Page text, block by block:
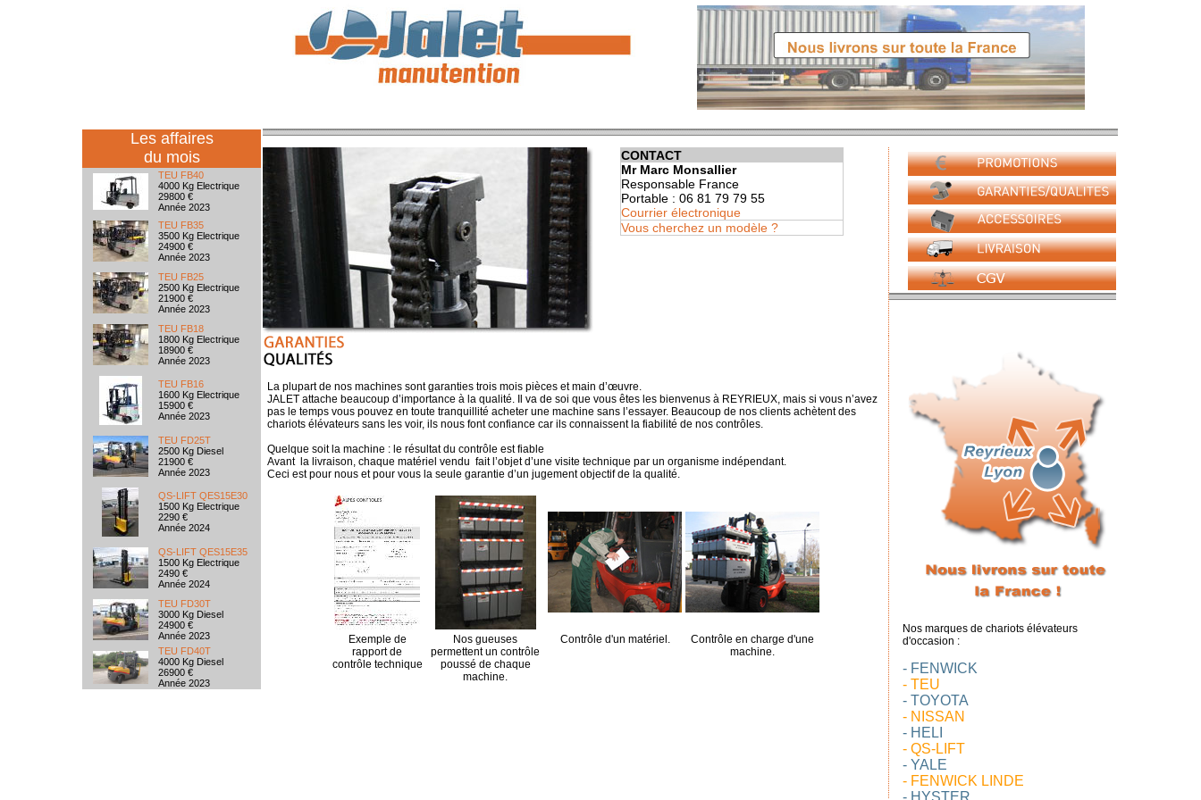
Les affaires
du mois
TEU FB40
4000 Kg Electrique
29800 €
Année 2023
TEU FB35
3500 Kg Electrique
24900 €
Année 2023
TEU FB25
2500 Kg Electrique
21900 €
Année 2023
TEU FB18
1800 Kg Electrique
18900 €
Année 2023
TEU FB16
1600 Kg Electrique
15900 €
Année 2023
TEU FD25T
2500 Kg Diesel
21900 €
Année 2023
QS-LIFT QES15E30
1500 Kg Electrique
2290 €
Année 2024
QS-LIFT QES15E35
1500 Kg Electrique
2490 €
Année 2024
TEU FD30T
3000 Kg Diesel
24900 €
Année 2023
TEU FD40T
4000 Kg Diesel
26900 €
Année 2023
CONTACT
Mr Marc Monsallier
Responsable France
Portable : 06 81 79 79 55
Courrier électronique
Vous cherchez un modèle ?
Nos marques de chariots élévateurs
d'occasion :
- FENWICK
- TEU
- TOYOTA
- NISSAN
- HELI
- QS-LIFT
- YALE
- FENWICK LINDE
- HYSTER
La plupart de nos machines sont garanties trois mois pièces et main d’œuvre.
JALET attache beaucoup d’importance à la qualité. Il va de soi que vous êtes les bienvenus à REYRIEUX, mais si vous n’avez
pas le temps vous pouvez en toute tranquillité acheter une machine sans l’essayer. Beaucoup de nos clients achètent des
chariots élévateurs sans les voir, ils nous font confiance car ils connaissent la fiabilité de nos contrôles.
Quelque soit la machine : le résultat du contrôle est fiable
Avant la livraison, chaque matériel vendu fait l’objet d’une visite technique par un organisme indépendant.
Ceci est pour nous et pour vous la seule garantie d’un jugement objectif de la qualité.
Exemple de
rapport de
contrôle technique
Nos gueuses
permettent un contrôle
poussé de chaque
machine.
Contrôle d'un matériel.
Contrôle en charge d'une
machine.